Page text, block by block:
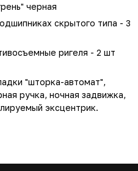
черная
скрытого типа - 3
ригеля - 2 шт
"шторка-автомат",
ручка, ночная задвижка,
эксцентрик.